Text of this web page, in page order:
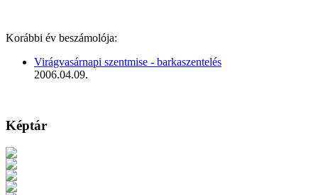
Korábbi év beszámolója:
Virágvasárnapi szentmise - barkaszentelés
2006.04.09.
Képtár